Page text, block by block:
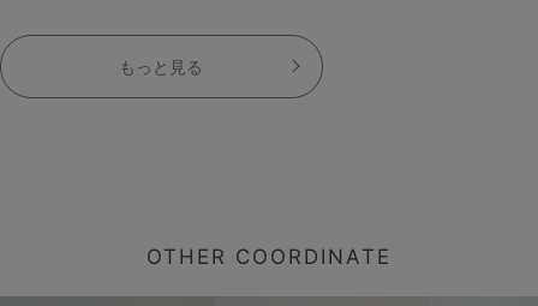
もっと見る
OTHER COORDINATE